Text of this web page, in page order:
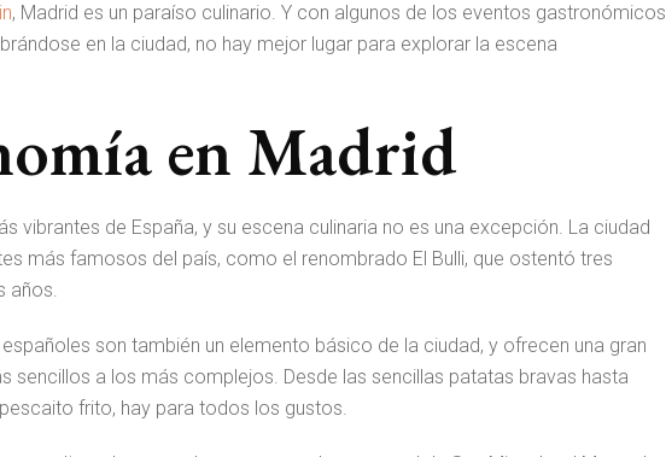
, Madrid es un paraíso culinario. Y con algunos de los eventos gastronómicos
en la ciudad, no hay mejor lugar para explorar la escena
en Madrid
vibrantes de España, y su escena culinaria no es una excepción. La ciudad
más famosos del país, como el renombrado El Bulli, que ostentó tres
años.
son también un elemento básico de la ciudad, y ofrecen una gran
sencillos a los más complejos. Desde las sencillas patatas bravas hasta
frito, hay para todos los gustos.